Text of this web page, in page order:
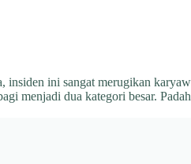
ini sangat merugikan
menjadi dua kategori besar.